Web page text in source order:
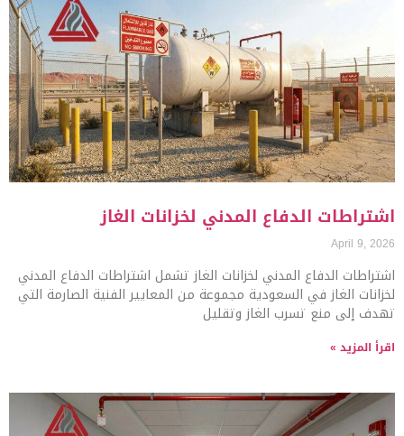
اشتراطات الدفاع المدني لخزانات الغاز
April 9, 2026
اشتراطات الدفاع المدني لخزانات الغاز تشمل اشتراطات الدفاع المدني
لخزانات الغاز في السعودية مجموعة من المعايير الفنية الصارمة التي
تهدف إلى منع تسرب الغاز وتقليل
اقرأ المزيد »